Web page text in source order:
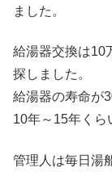
ました。
給湯器交換は10
探しました。
給湯器の寿命が
10年～15年くら
管理人は毎日湯